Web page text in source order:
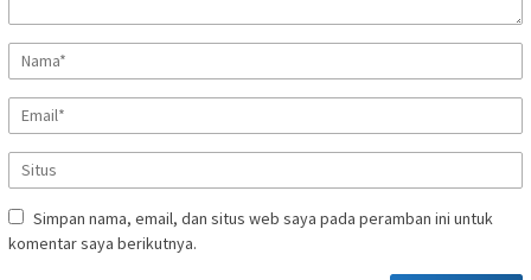
Simpan nama, email, dan situs web saya pada peramban ini untuk
komentar saya berikutnya.